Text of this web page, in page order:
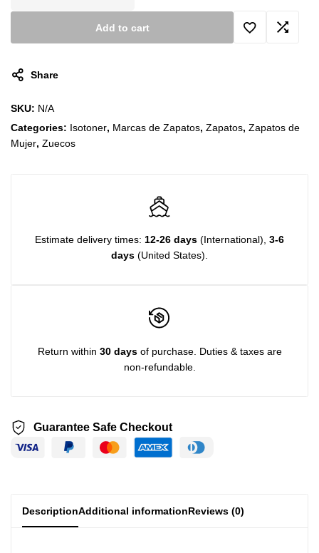
Add to cart
Share
SKU: N/A
Categories: Isotoner, Marcas de Zapatos, Zapatos, Zapatos de
Mujer, Zuecos
Estimate delivery times: 12-26 days (International), 3-6
days (United States).
Return within 30 daysof purchase. Duties & taxes are
non-refundable.
Guarantee Safe Checkout
DescriptionAdditional informationReviews (0)